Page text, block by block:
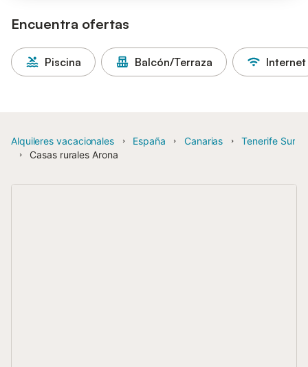
Encuentra ofertas
Piscina Balcón/Terraza Internet
Alquileres vacacionales España Canarias
Tenerife Sur
Casas rurales Arona